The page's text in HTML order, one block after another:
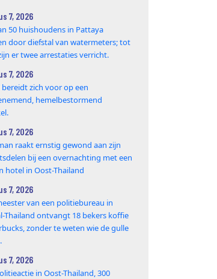
7, 2026
50 huishoudens in Pattaya
door diefstal van watermeters; tot
er twee arrestaties verricht.
7, 2026
bereidt zich voor op een
hemelbestormend
7, 2026
raakt ernstig gewond aan zijn
bij een overnachting met een
hotel in Oost-Thailand
7, 2026
van een politiebureau in
Thailand ontvangt 18 bekers koffie
zonder te weten wie de gulle
7, 2026
in Oost-Thailand, 300